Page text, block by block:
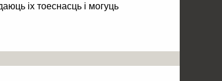
іх тоеснасць і могуць